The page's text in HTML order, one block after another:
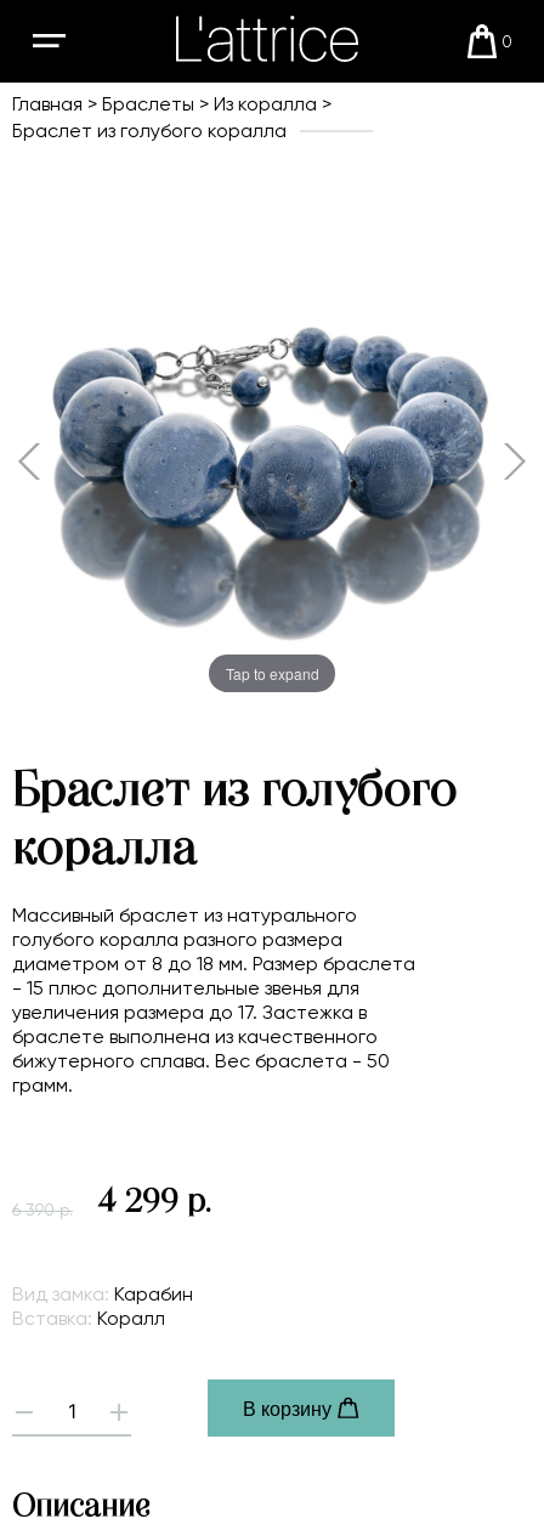
Открыть
0
Главная Браслеты
Из коралла
Браслет из голубого коралла
Tap to expand
Браслет из голубого
коралла
Массивный браслет из натурального
голубого коралла разного размера
диаметром от 8 до 18 мм. Размер браслета
- 15 плюс дополнительные звенья для
увеличения размера до 17. Застежка в
браслете выполнена из качественного
бижутерного сплава. Вес браслета - 50
грамм.
6 390 р. 4 299 р.
Вид замка: Карабин
Вставка: Коралл
- +
В корзину
Описание